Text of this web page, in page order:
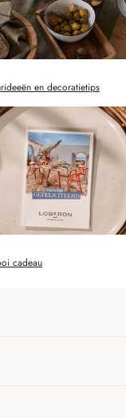
en decoratietips
cadeau